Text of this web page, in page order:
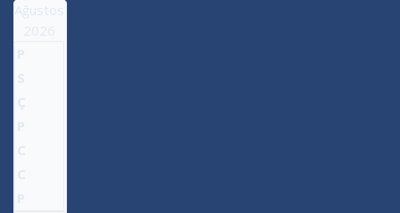
Ağustos
2026
P
S
Ç
P
C
C
P